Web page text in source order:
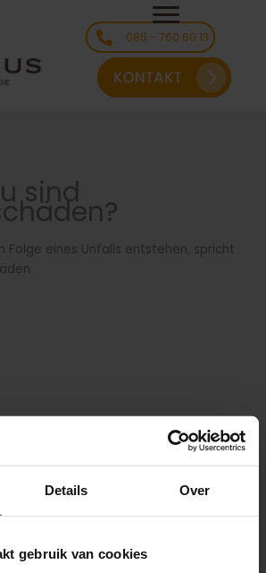
Details Over
gebruik van cookies
085 - 760 60 13
sind
Folge eines Unfalls entstehen, spricht
für Ihren
haftet?
Recht genauestens
Sincerus Letselschade sind mit
vertraut. Meistens kann schon durch
werden, ob Ihre Gegenpartei für
werden kann.